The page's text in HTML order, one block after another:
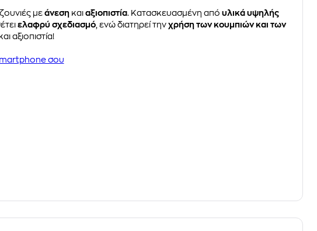
με άνεση και αξιοπιστία. Κατασκευασμένη από υλικά υψηλής
ελαφρύ σχεδιασμό, ενώ διατηρεί την χρήση των κουμπιών και των
αξιοπιστία!
σου